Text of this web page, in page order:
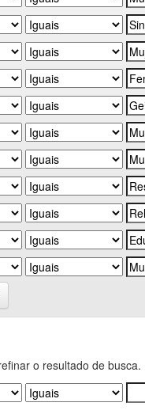
o resultado de busca.